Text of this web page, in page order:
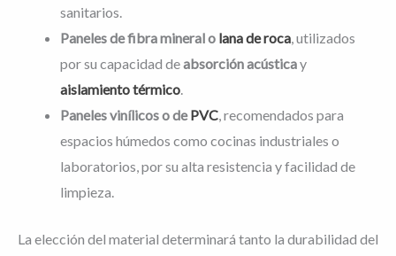
sanitarios.
Paneles de fibra mineral o lana de roca , utilizados
por su capacidad deabsorción acústicay
aislamiento térmico
Paneles vinílicos o dePVC , recomendados para
espacios húmedos como cocinas industriales o
laboratorios, por su alta resistencia y facilidad de
limpieza.
La elección del material determinará tanto la durabilidad del